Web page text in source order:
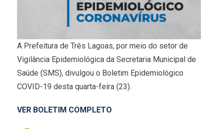
A Prefeitura de Três Lagoas, por meio do setor de
Vigilância Epidemiológica da Secretaria Municipal de
Saúde (SMS), divulgou o Boletim Epidemiológico
COVID-19 desta quarta-feira (23).
VER BOLETIM COMPLETO